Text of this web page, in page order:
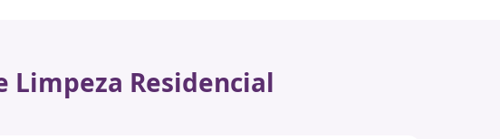
Limpeza Residencial